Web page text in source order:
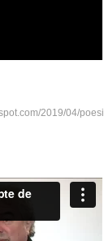
2019/04/poesi